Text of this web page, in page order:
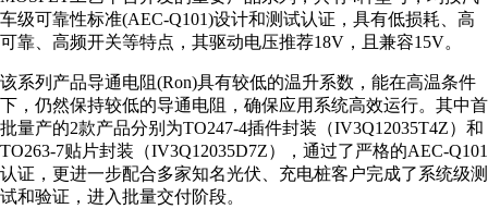
车级可靠性标准(AEC-Q101)设计和测试认证，具有低损耗、高
可靠、高频开关等特点，其驱动电压推荐18V，且兼容15V。
该系列产品导通电阻(Ron)具有较低的温升系数，能在高温条件
下，仍然保持较低的导通电阻，确保应用系统高效运行。其中首
批量产的2款产品分别为TO247-4插件封装（IV3Q12035T4Z）和
TO263-7贴片封装（IV3Q12035D7Z），通过了严格的AEC-Q101
认证，更进一步配合多家知名光伏、充电桩客户完成了系统级测
试和验证，进入批量交付阶段。